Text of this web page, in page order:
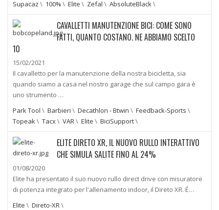
Supacaz \ 100% \ Elite \ Zefal \ AbsoluteBlack \
CAVALLETTI MANUTENZIONE BICI: COME SONO
FATTI, QUANTO COSTANO. NE ABBIAMO SCELTO
10
15/02/2021
Il cavalletto per la manutenzione della nostra bicicletta, sia
quando siamo a casa nel nostro garage che sul campo gara è
uno strumento …
Park Tool \ Barbieri \ Decathlon - Btwin \ Feedback-Sports \
Topeak \ Tacx\ VAR \ Elite \ BiciSupport\
ELITE DIRETO XR, IL NUOVO RULLO INTERATTIVO
CHE SIMULA SALITE FINO AL 24%
01/08/2020
Elite ha presentato il suo nuovo rullo direct drive con misuratore
di potenza integrato per l'allenamento indoor, il Direto XR. É…
Elite \ Direto-XR \